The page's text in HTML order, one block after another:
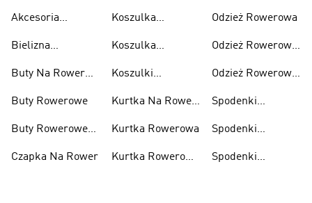
Akcesoria
Bielizna
Buty Na Rower
Buty Rowerowe
Buty Rowerowe
Czapka Na Rower
Koszulka
Damska
Koszulka
Koszulki
Kurtka Na Rower
Kurtka Rowerowa
Kurtka Rowerowa
Odzież Rowerowa
Odzież Rowerowa
Odzież Rowerowa
Spodenki
Spodenki
Damskie
Spodenki